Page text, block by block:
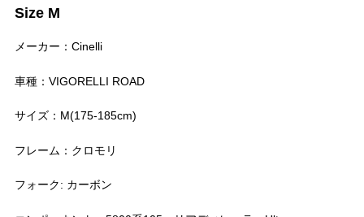
Size M
メーカー：Cinelli
車種：VIGORELLI ROAD
サイズ：M(175-185cm)
フレーム：クロモリ
フォーク: カーボン